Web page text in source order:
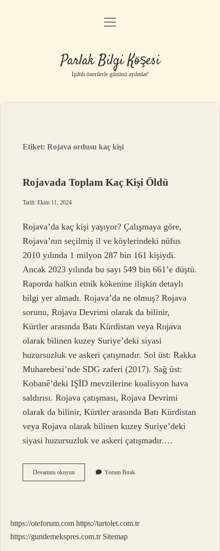
Anasayfa
Yasal Uyarı
menüyü
Parlak Bilgi Köşesi
Işıltılı önerilerle gününü aydınlat!
Etiket:Rojava ordusu kaç kişi
Rojavada Toplam Kaç Kişi Öldü
Tarih: Ekim 11, 2024
Rojava’da kaç kişi yaşıyor? Çalışmaya göre,
Rojava’nın seçilmiş il ve köylerindeki nüfus
2010 yılında 1 milyon 287 bin 161 kişiydi.
Ancak 2023 yılında bu sayı 549 bin 661’e düştü.
Raporda halkın etnik kökenine ilişkin detaylı
bilgi yer almadı. Rojava’da ne olmuş? Rojava
sorunu, Rojava Devrimi olarak da bilinir,
Kürtler arasında Batı Kürdistan veya Rojava
olarak bilinen kuzey Suriye’deki siyasi
huzursuzluk ve askeri çatışmadır. Sol üst: Rakka
Muharebesi’nde SDG zaferi (2017). Sağ üst:
Kobanê’deki IŞİD mevzilerine koalisyon hava
saldırısı. Rojava çatışması, Rojava Devrimi
olarak da bilinir, Kürtler arasında Batı Kürdistan
veya Rojava olarak bilinen kuzey Suriye’deki
siyasi huzursuzluk ve askeri çatışmadır.…
Devamını okuyunRojavada
Toplam
Yorum Bırak
https://oteforum.com https://tartolet.com.tr
https://gundemekspres.com.tr Sitemap